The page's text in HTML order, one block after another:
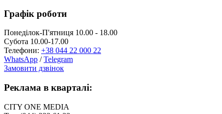
Графік роботи
Понеділок-П'ятниця 10.00 - 18.00
Субота 10.00-17.00
Телефони: +38 044 22 000 22
WhatsApp /Telegram
Замовити дзвінок
Реклама в кварталі:
CITY ONE MEDIA